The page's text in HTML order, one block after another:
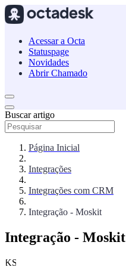
Acessar a Octa
Statuspage
Novidades
Abrir Chamado
Buscar artigo
Página Inicial
Integrações
Integrações com CRM
Integração - Moskit
Integração - Moskit
KS